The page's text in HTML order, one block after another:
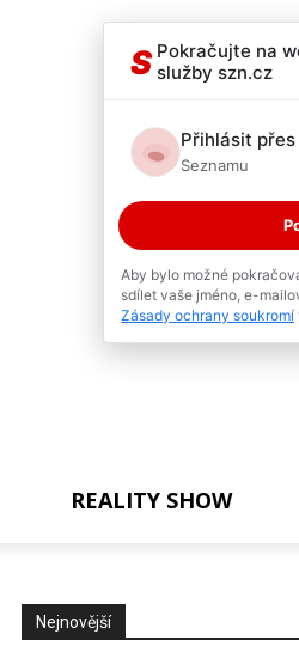
REALITY SHOW
Nejnovější
S Pokračujte na
služby szn.cz
Přihlásit přes
Seznamu
Aby bylo možné
sdílet vaše jméno, e-
Zásady ochrany soukromí